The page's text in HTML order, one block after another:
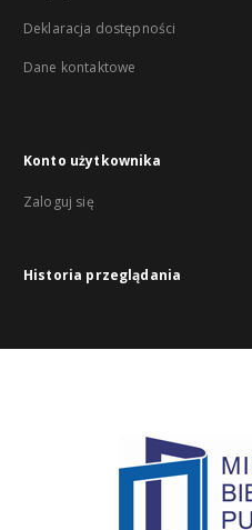
Deklaracja dostępności
Dane kontaktowe
Konto użytkownika
Zaloguj się
Historia przeglądania